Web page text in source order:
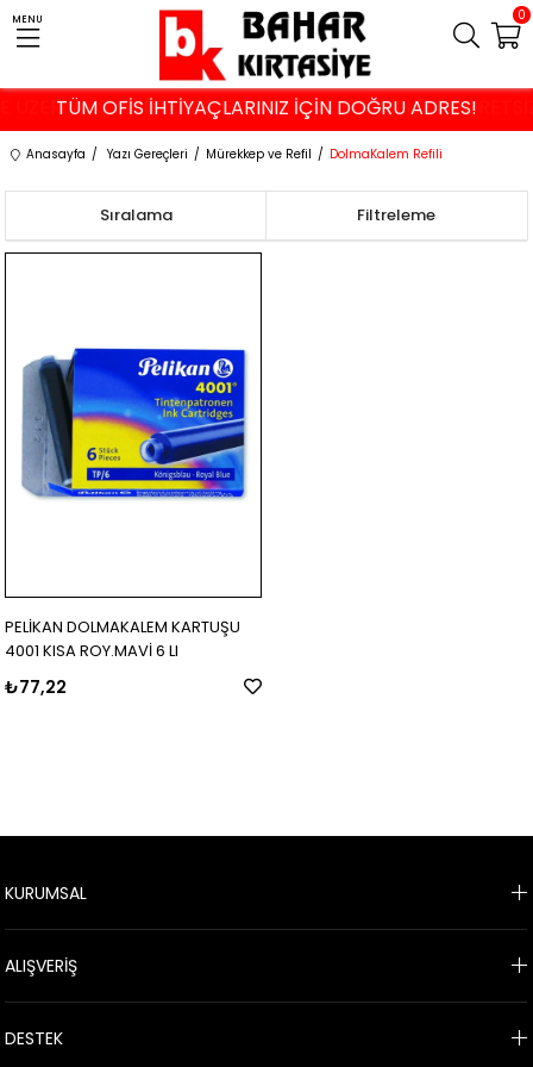
ÜZERİ ALIŞVERİŞLERDE İSTANBUL VE KOCAELİ'NE
TÜM OFİS İHTİYAÇLARINIZ İÇİN DOĞRU ADRES!
MENU 0
Anasayfa Yazı Gereçleri Mürekkep ve Refil DolmaKalem Refili
Filtreleme
Sıralama
PELİKAN DOLMAKALEM KARTUŞU
4001 KISA ROY.MAVİ 6 LI
₺77,22
KURUMSAL
ALIŞVERİŞ
DESTEK